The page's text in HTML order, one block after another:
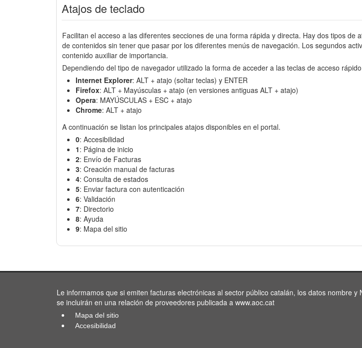
Atajos de teclado
Facilitan el acceso a las diferentes secciones de una forma rápida y directa. Hay dos tipos
de contenidos sin tener que pasar por los diferentes menús de navegación. Los segundos
contenido auxiliar de importancia.
Dependiendo del tipo de navegador utilizado la forma de acceder a las teclas de acceso
Internet Explorer: ALT + atajo (soltar teclas) y ENTER
Firefox: ALT + Mayúsculas + atajo (en versiones antiguas ALT + atajo)
Opera: MAYÚSCULAS + ESC + atajo
Chrome: ALT + atajo
A continuación se listan los principales atajos disponibles en el portal.
0: Accesibilidad
1: Página de inicio
2: Envío de Facturas
3: Creación manual de facturas
4: Consulta de estados
5: Enviar factura con autenticación
6: Validación
7: Directorio
8: Ayuda
9: Mapa del sitio
Le informamos que si emiten facturas electrónicas al sector público catalán, los datos nombre y
se incluirán en una relación de proveedores publicada a www.aoc.cat
Mapa del sitio
Accesibilidad